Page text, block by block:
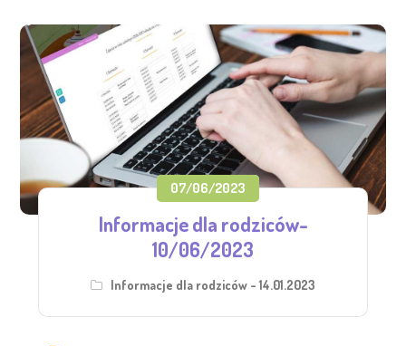
07/06/2023
Informacje dla rodziców-
10/06/2023
Informacje dla rodziców - 14.01.2023